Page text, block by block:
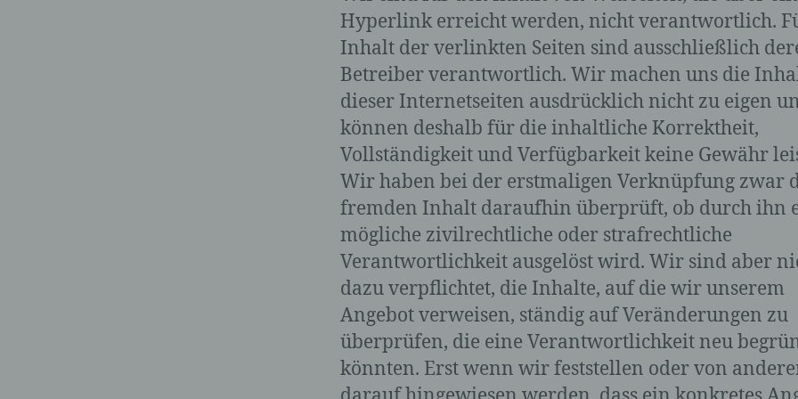
Hyperlink erreicht werden, nicht verantwortlich.
Inhalt der verlinkten Seiten sind ausschließlich
Betreiber verantwortlich. Wir machen uns die
dieser Internetseiten ausdrücklich nicht zu eigen
können deshalb für die inhaltliche Korrektheit,
Vollständigkeit und Verfügbarkeit keine Gewähr
Wir haben bei der erstmaligen Verknüpfung zwar
fremden Inhalt daraufhin überprüft, ob durch ihn
mögliche zivilrechtliche oder strafrechtliche
Verantwortlichkeit ausgelöst wird. Wir sind aber
dazu verpflichtet, die Inhalte, auf die wir unserem
Angebot verweisen, ständig auf Veränderungen zu
überprüfen, die eine Verantwortlichkeit neu
könnten. Erst wenn wir feststellen oder von
Verknüpfung, die Einschränkung, das Löschen oder die
Vernichtung.
d) Einschränkung der Verarbeitung
Einschränkung der Verarbeitung ist die Markierung
gespeicherter personenbezogener Daten mit dem Ziel,
künftige Verarbeitung einzuschränken.
e) Profiling
Profiling ist jede Art der automatisierten Verarbeitung
personenbezogener Daten, die darin besteht, dass diese
personenbezogenen Daten verwendet werden, um
persönliche Aspekte, die sich auf eine natürliche Person